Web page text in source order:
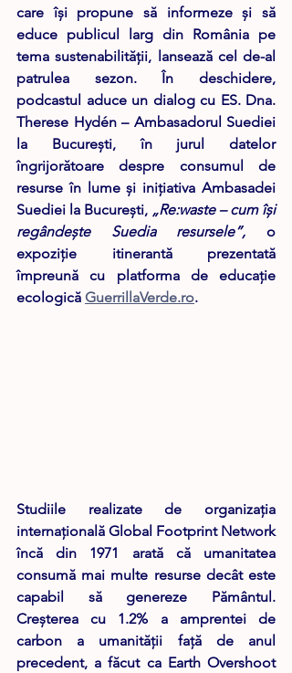
care își propune să informeze și să
educe publicul larg din România pe
tema sustenabilității, lansează cel de-al
patrulea sezon. În deschidere,
podcastul aduce un dialog cu ES. Dna.
Therese Hydén – Ambasadorul Suediei
la Bucureşti, în jurul datelor
îngrijorătoare despre consumul de
resurse în lume și inițiativa Ambasadei
Suediei la București, „Re:waste – cum își
regândește Suedia resursele”, o
expoziție itinerantă prezentată
împreună cu platforma de educație
ecologică GuerrillaVerde.ro.
Studiile realizate de organizaţia
internaţională Global Footprint Network
încă din 1971 arată că umanitatea
consumă mai multe resurse decât este
capabil să genereze Pământul.
Creșterea cu 1.2% a amprentei de
carbon a umanității față de anul
precedent, a făcut ca Earth Overshoot